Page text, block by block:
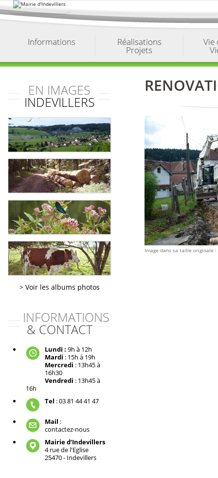
au
contenu.
Informations Réalisations
Projets
Vie
EN IMAGES
INDEVILLERS
Voir les albums photos
INFORMATIONS
& CONTACT
Lundi : 9h à 12h
Mardi : 15h à 19h
Mercredi : 13h45 à
16h30
Vendredi : 13h45 à
16h
Tel : 03 81 44 41 47
Mail :
contactez-nous
Mairie d’Indevillers
4 rue de l'Eglise
25470 - Indevillers
Image dans sa taille originale :